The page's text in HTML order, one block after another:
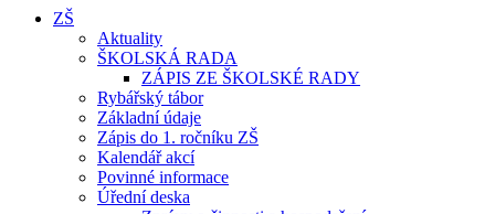
ZŠ
Aktuality
ŠKOLSKÁ RADA
ZÁPIS ZE ŠKOLSKÉ RADY
Rybářský tábor
Základní údaje
Zápis do 1. ročníku ZŠ
Kalendář akcí
Povinné informace
Úřední deska